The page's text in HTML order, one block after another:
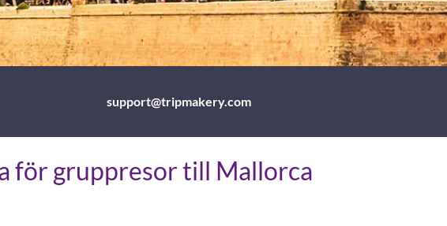
support@tripmakery.com
för gruppresor till Mallorca